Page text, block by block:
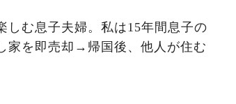
しむ息子夫婦。私は15年間息子の
家を即売却→帰国後、他人が住む